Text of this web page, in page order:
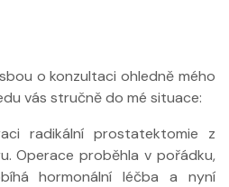
o konzultaci ohledně mého
vás stručně do mé situace:
radikální prostatektomie z
Operace proběhla v pořádku,
hormonální léčba a nyní